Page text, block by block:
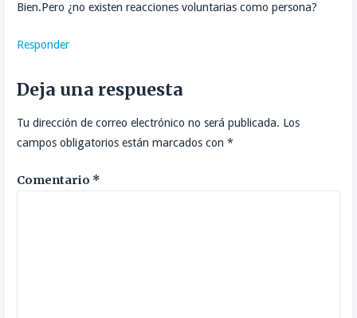
Bien.Pero ¿no existen reacciones voluntarias como persona?
Responder
Deja una respuesta
Tu dirección de correo electrónico no será publicada. Los
campos obligatorios están marcados con *
Comentario *